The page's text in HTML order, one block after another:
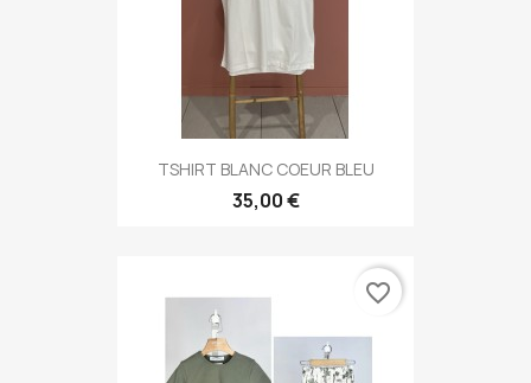
TSHIRT BLANC COEUR BLEU
35,00 €
favorite_border